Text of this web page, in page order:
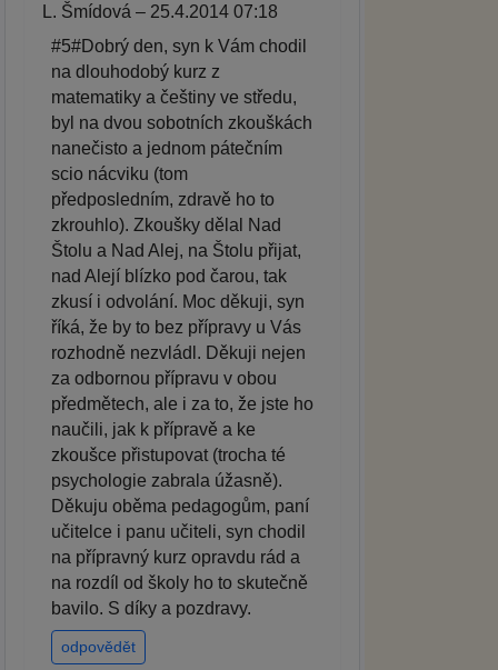
L. Šmídová – 25.4.2014 07:18
#5#Dobrý den, syn k Vám chodil
na dlouhodobý kurz z
matematiky a češtiny ve středu,
byl na dvou sobotních zkouškách
nanečisto a jednom pátečním
scio nácviku (tom
předposledním, zdravě ho to
zkrouhlo). Zkoušky dělal Nad
Štolu a Nad Alej, na Štolu přijat,
nad Alejí blízko pod čarou, tak
zkusí i odvolání. Moc děkuji, syn
říká, že by to bez přípravy u Vás
rozhodně nezvládl. Děkuji nejen
za odbornou přípravu v obou
předmětech, ale i za to, že jste ho
naučili, jak k přípravě a ke
zkoušce přistupovat (trocha té
psychologie zabrala úžasně).
Děkuju oběma pedagogům, paní
učitelce i panu učiteli, syn chodil
na přípravný kurz opravdu rád a
na rozdíl od školy ho to skutečně
bavilo. S díky a pozdravy.
odpovědět